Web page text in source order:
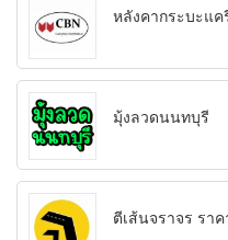
หลังคากระบะแค
มุ้งลวดนนทบุรี
ตีเส้นจราจร รา